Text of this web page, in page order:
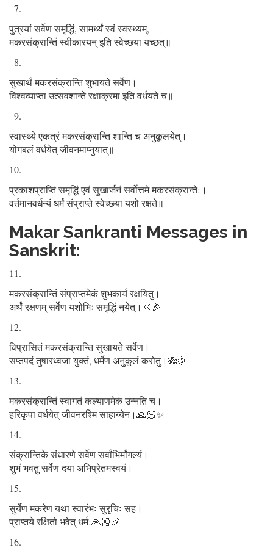
पुत्रयां सर्वेण समृद्धिं, सामर्थ्यं स्वं स्वस्थ्यम्,
मकरसंक्रान्तिं स्वीकारयन् इति स्वेच्छया यच्छत्॥
सुखार्थं मकरसंक्रान्ति शुभायते सर्वेण।
विश्वव्याप्ता उत्सवशान्ते रक्षाक्रमा इति वर्धयते च॥
स्वास्थ्ये एकत्रं मकरसंक्रान्ति शान्ति च अनुकूलयेत्।
योगबलं वर्धयेत् जीवनमाप्नुयात्॥
प्रकाशप्राप्तिं समृद्धिं एवं सुखार्जनं सर्वोत्तमे मकरसंक्रान्तेः।
वर्तमानवर्धन्यं धर्मं संप्राप्ते स्वेच्छया यशो रक्षते॥
Makar Sankranti Messages in
Sanskrit:
मकरसंक्रान्तिं संप्राप्तमेकं शुभकार्यं रक्षयितु।
अर्थं रक्षणम् सर्वेण यशोभिः समृद्धिं नयेत्।🌞🎉
विप्रासितं मकरसंक्रान्ति सुखायते सर्वेण।
सप्तपदं तुषारध्वजा युक्तं, धर्मेण अनुकूलं करोतु।🎋🌞
मकरसंक्रान्तिं स्वागतं कल्याणमेकं उन्नति च।
हरिकृपा वर्धयेत् जीवनरश्मि साहाय्येन।🙏🏻✨
संक्रान्तिके संधारणे सर्वेण सर्वांभिर्मांगल्यं।
शुभं भवतु सर्वेण दया अभिप्रेतमस्वयं।
सुर्येण मकरेण यथा स्वारंभः सुरृचिः सह।
प्राप्तये रक्षितो भवेत् धर्मः🙏🏼🎉